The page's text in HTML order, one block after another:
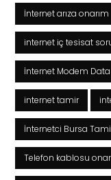
İnternet arıza onarım
internet iç tesisat
İnternet Modem
internet tamir
İnternetci Bursa
Telefon kablosu